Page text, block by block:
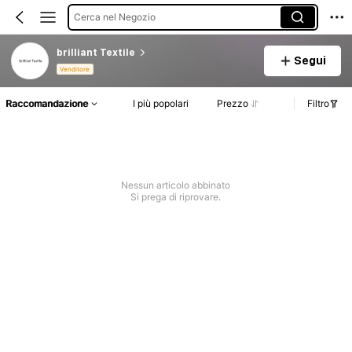
Cerca nel Negozio
brilliant Textile
Venditore
Segui
Raccomandazione I più popolari Prezzo Filtro
Nessun articolo abbinato
Si prega di riprovare.